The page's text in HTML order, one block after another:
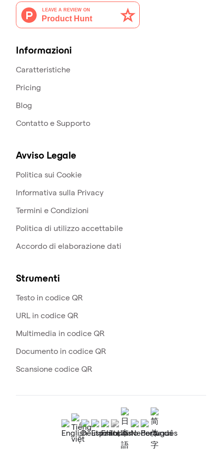
Informazioni
Caratteristiche
Pricing
Blog
Contatto e Supporto
Avviso Legale
Politica sui Cookie
Informativa sulla Privacy
Termini e Condizioni
Politica di utilizzo accettabile
Accordo di elaborazione dati
Strumenti
Testo in codice QR
URL in codice QR
Multimedia in codice QR
Documento in codice QR
Scansione codice QR